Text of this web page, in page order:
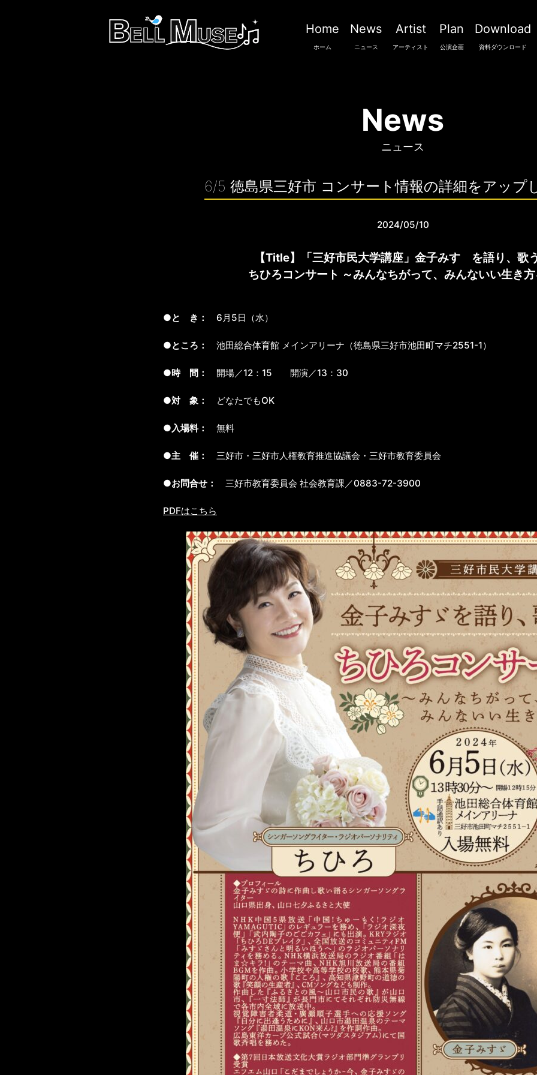
Home
ホーム
News
ニュース
Artist
アーティスト
Plan
公演企画
Download
資料ダウンロード
News
ニュース
6/5 徳島県三好市 コンサート情報の詳細をアップ
2024/05/10
【Title】「三好市民大学講座」金子みすゞを語り、歌
ちひろコンサート ～みんなちがって、みんないい生き
●と き： 6月5日（水）
●ところ： 池田総合体育館 メインアリーナ（徳島県三好市池田町マチ2551-1）
●時 間： 開場／12：15 開演／13：30
●対 象： どなたでもOK
●入場料： 無料
●主 催： 三好市・三好市人権教育推進協議会・三好市教育委員会
●お問合せ： 三好市教育委員会 社会教育課／0883-72-3900
PDFはこちら